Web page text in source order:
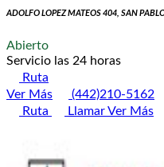
ADOLFO LOPEZ MATEOS 404, SAN
Abierto
Servicio las 24 horas
Ruta
Ver Más
(442)210-5162
Ruta
LlamarVer Más